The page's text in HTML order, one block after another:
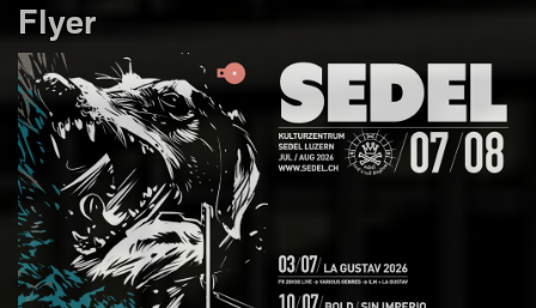
Flyer